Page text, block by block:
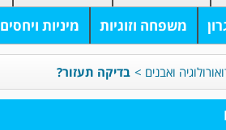
משפחה וזוגיות מיניות ויחסים
ואבנים > בדיקה תעזור?